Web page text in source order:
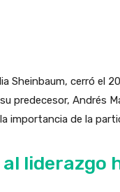
Sheinbaum, cerró el
predecesor, Andrés
importancia de la
liderazgo